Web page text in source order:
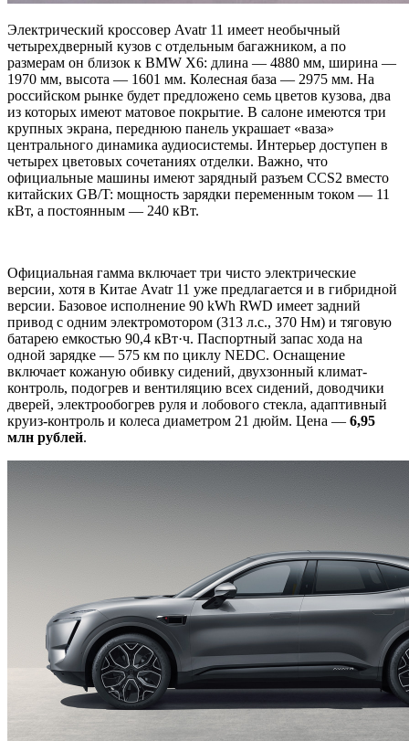
Электрический кроссовер Avatr 11 имеет необычный
четырехдверный кузов с отдельным багажником, а по
размерам он близок к BMW X6: длина — 4880 мм, ширина —
1970 мм, высота — 1601 мм. Колесная база — 2975 мм. На
российском рынке будет предложено семь цветов кузова, два
из которых имеют матовое покрытие. В салоне имеются три
крупных экрана, переднюю панель украшает «ваза»
центрального динамика аудиосистемы. Интерьер доступен в
четырех цветовых сочетаниях отделки. Важно, что
официальные машины имеют зарядный разъем CCS2 вместо
китайских GB/T: мощность зарядки переменным током — 11
кВт, а постоянным — 240 кВт.
Официальная гамма включает три чисто электрические
версии, хотя в Китае Avatr 11 уже предлагается и в гибридной
версии. Базовое исполнение 90 kWh RWD имеет задний
привод с одним электромотором (313 л.с., 370 Нм) и тяговую
батарею емкостью 90,4 кВт·ч. Паспортный запас хода на
одной зарядке — 575 км по циклу NEDC. Оснащение
включает кожаную обивку сидений, двухзонный климат-
контроль, подогрев и вентиляцию всех сидений, доводчики
дверей, электрообогрев руля и лобового стекла, адаптивный
круиз-контроль и колеса диаметром 21 дюйм. Цена — 6,95
млн рублей.